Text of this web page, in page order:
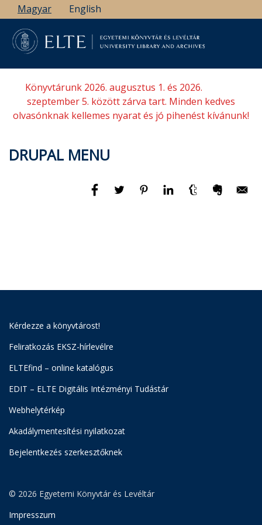
Ugrás
a
tartalomra
Magyar English
Könyvtárunk 2026. augusztus 1. és 2026.
szeptember 5. között zárva tart. Minden kedves
olvasónknak kellemes nyarat és jó pihenést kívánunk!
DRUPAL MENU
Kérdezze a könyvtárost!
Feliratkozás EKSZ-hírlevélre
ELTEfind – online katalógus
EDIT – ELTE Digitális Intézményi Tudástár
Webhelytérkép
Akadálymentesítési nyilatkozat
Bejelentkezés szerkesztőknek
© 2026 Egyetemi Könyvtár és Levéltár
Impresszum